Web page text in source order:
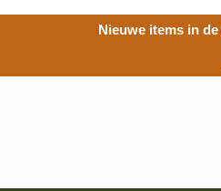
Nieuwe items in de